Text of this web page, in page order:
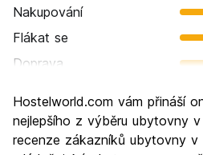
Nakupování
Flákat se
Doprava
Kultura
Noční život
Hostelworld.com vám přináší
nejlepšího z výběru ubytovny
recenze zákazníků ubytovny v